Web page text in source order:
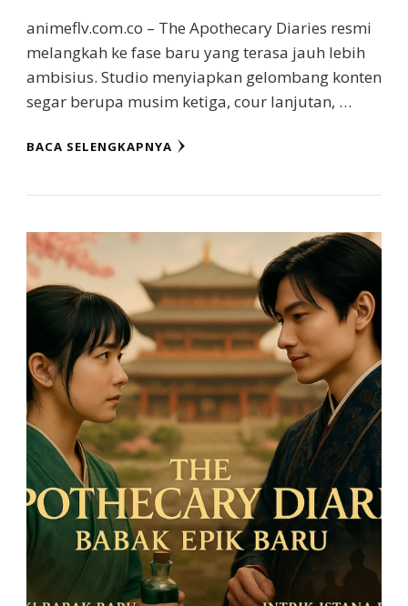
animeflv.com.co – The Apothecary Diaries resmi
melangkah ke fase baru yang terasa jauh lebih
ambisius. Studio menyiapkan gelombang konten
segar berupa musim ketiga, cour lanjutan, …
BACA SELENGKAPNYA